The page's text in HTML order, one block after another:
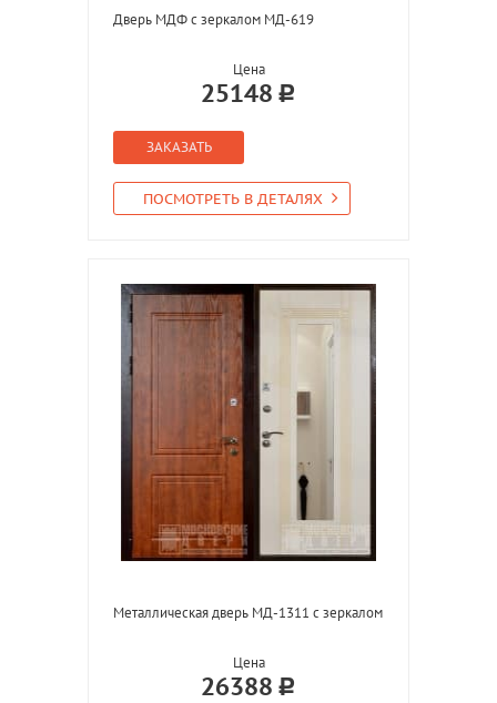
Дверь МДФ с зеркалом МД-619
Цена
25148
ЗАКАЗАТЬ
ПОСМОТРЕТЬ В ДЕТАЛЯХ
Металлическая дверь МД-1311 с зеркалом
Цена
26388